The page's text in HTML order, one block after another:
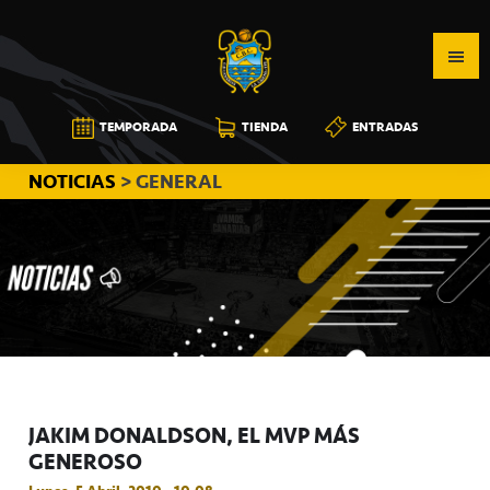
a
la
navegación
principal
al
contenido
principal
a
la
barra
lateral
principal
CB
CANARIAS
TEMPORADA TIENDA ENTRADAS
NOTICIAS > GENERAL
JAKIM DONALDSON, EL MVP MÁS
GENEROSO